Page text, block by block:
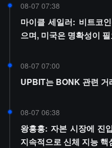
08-07 07:38
마이클 세일러: 비트코
으며, 미국은 명확성이
08-07 07:00
UPBIT는 BONK 관련
08-07 06:38
왕흥흥: 자본 시장에 진
지속적으로 신체 지능